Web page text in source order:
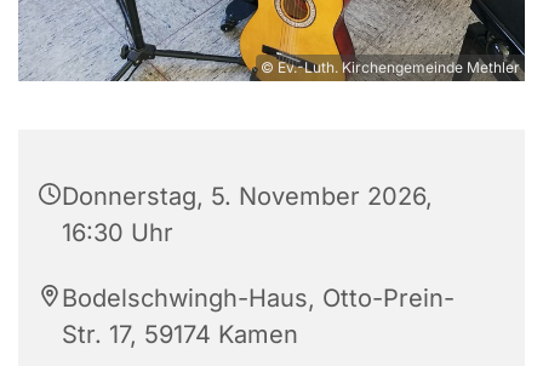
© Ev.-Luth. Kirchengemeinde Methler
Donnerstag, 5. November 2026,
16:30 Uhr
Bodelschwingh-Haus, Otto-Prein-
Str. 17, 59174 Kamen